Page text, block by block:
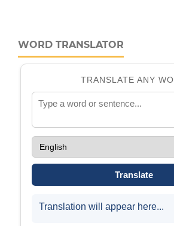
WORD TRANSLATOR